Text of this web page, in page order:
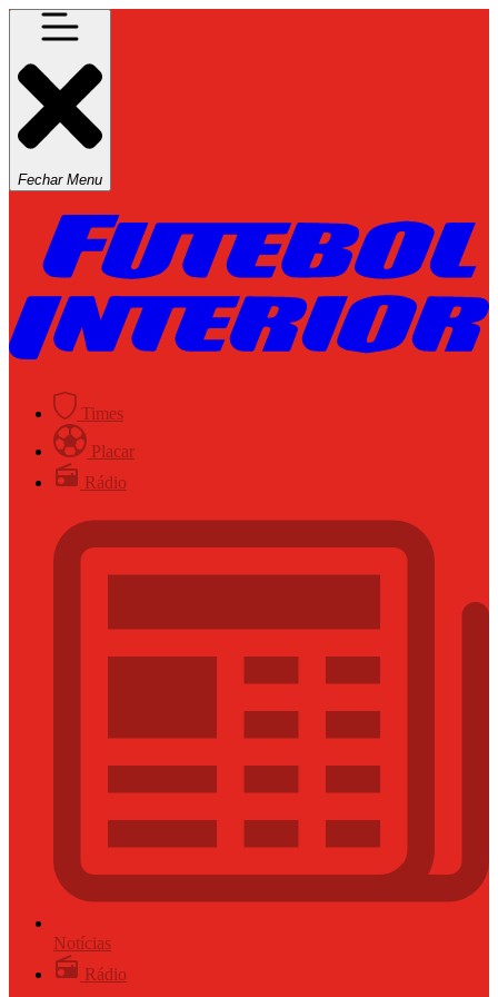
Fechar Menu
Times
Placar
Rádio
Notícias
Rádio